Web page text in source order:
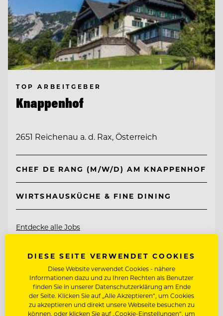
TOP ARBEITGEBER
Knappenhof
2651 Reichenau a. d. Rax, Österreich
CHEF DE RANG (M/W/D) AM KNAPPENHOF
WIRTSHAUSKÜCHE & FINE DINING
Entdecke alle Jobs
DIESE SEITE VERWENDET COOKIES
Diese Website verwendet Cookies - nähere
Informationen dazu und zu Ihren Rechten als Benutzer
finden Sie in unserer Datenschutzerklärung am Ende
der Seite. Klicken Sie auf „Alle Akzeptieren“, um Cookies
zu akzeptieren und direkt unsere Webseite besuchen zu
können, oder klicken Sie auf „Cookie-Einstellungen“, um